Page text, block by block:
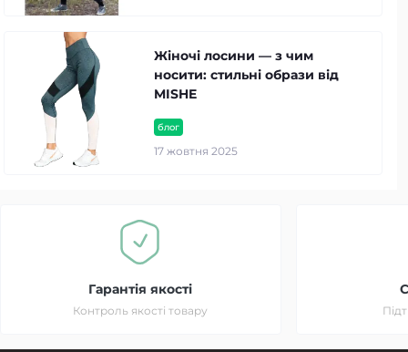
блог
17 жовтня 2025
Жіночі лосини — з чим
носити: стильні образи від
MISHE
Гарантія якості
Контроль якості товару